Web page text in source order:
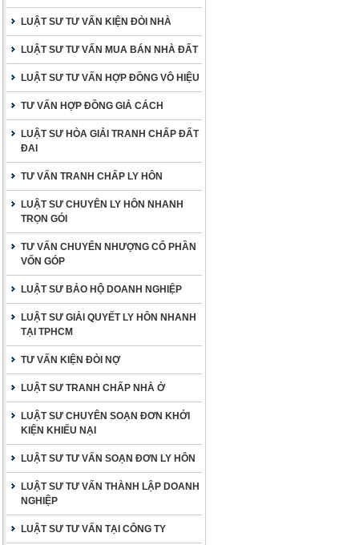
LUẬT SƯ TƯ VẤN KIỆN ĐÒI NHÀ
LUẬT SƯ TƯ VẤN MUA BÁN NHÀ ĐẤT
LUẬT SƯ TƯ VẤN HỢP ĐỒNG VÔ HIỆU
TƯ VẤN HỢP ĐỒNG GIẢ CÁCH
LUẬT SƯ HÒA GIẢI TRANH CHẤP ĐẤT
ĐAI
TƯ VẤN TRANH CHẤP LY HÔN
LUẬT SƯ CHUYÊN LY HÔN NHANH
TRỌN GÓI
TƯ VẤN CHUYỂN NHƯỢNG CỔ PHẦN
VỐN GÓP
LUẬT SƯ BẢO HỘ DOANH NGHIỆP
LUẬT SƯ GIẢI QUYẾT LY HÔN NHANH
TẠI TPHCM
TƯ VẤN KIỆN ĐÒI NỢ
LUẬT SƯ TRANH CHẤP NHÀ Ở
LUẬT SƯ CHUYÊN SOẠN ĐƠN KHỞI
KIỆN KHIẾU NẠI
LUẬT SƯ TƯ VẤN SOẠN ĐƠN LY HÔN
LUẬT SƯ TƯ VẤN THÀNH LẬP DOANH
NGHIỆP
LUẬT SƯ TƯ VẤN TẠI CÔNG TY